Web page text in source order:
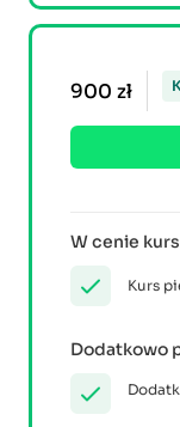
900 zł
W cenie
Kurs
Dodatkowo